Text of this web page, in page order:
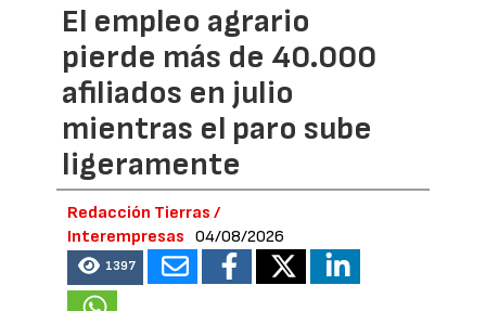
El empleo agrario
pierde más de 40.000
afiliados en julio
mientras el paro sube
ligeramente
Redacción Tierras /
Interempresas
04/08/2026
1397